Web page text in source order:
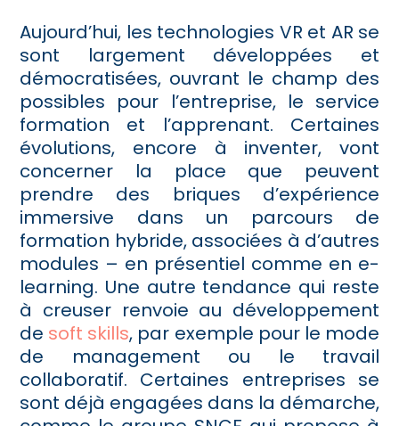
Aujourd’hui, les technologies VR et AR se
sont largement développées et
démocratisées, ouvrant le champ des
possibles pour l’entreprise, le service
formation et l’apprenant. Certaines
évolutions, encore à inventer, vont
concerner la place que peuvent
prendre des briques d’expérience
immersive dans un parcours de
formation hybride, associées à d’autres
modules – en présentiel comme en e-
learning. Une autre tendance qui reste
à creuser renvoie au développement
de soft skills, par exemple pour le mode
de management ou le travail
collaboratif. Certaines entreprises se
sont déjà engagées dans la démarche,